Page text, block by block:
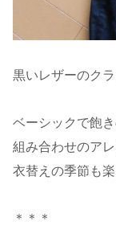
黒いレザーのク
ベーシックで飽き
組み合わせのア
衣替えの季節も
＊＊＊